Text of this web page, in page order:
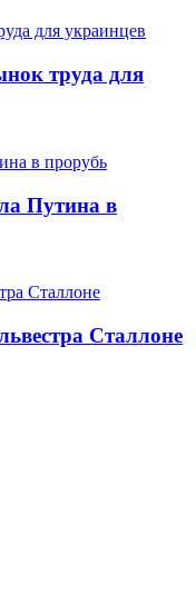
труда для
Путина в
Сталлоне